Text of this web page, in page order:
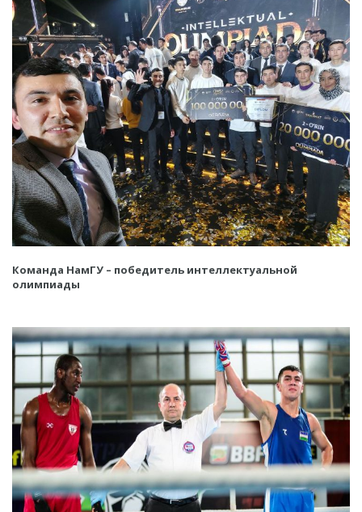
Команда НамГУ – победитель интеллектуальной
олимпиады